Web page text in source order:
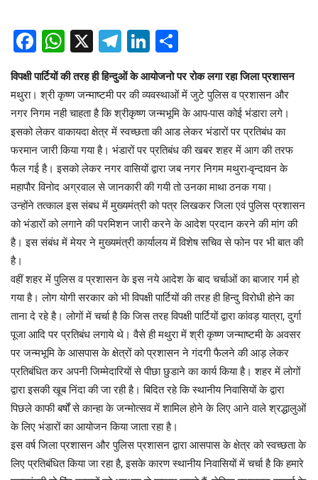
Facebook
WhatsApp
X Telegram
LinkedIn
विपक्षी पार्टियों की तरह ही हिन्दुओं के आयोजनो पर रोक लगा रहा जिला प्रशासन
मथुरा। श्री कृष्ण जन्माष्टमी पर की व्यवस्थाओं में जुटे पुलिस व प्रशासन और
नगर निगम नही चाहता है कि श्रीकृष्ण जन्मभूमि के आप-पास कोई भंडारा लगे।
इसको लेकर वाकायदा क्षेत्र में स्वच्छता की आड लेकर भंडारों पर प्रतिबंध का
फरमान जारी किया गया है। भंडारों पर प्रतिबंध की खबर शहर में आग की तरफ
फैल गई है। इसको लेकर नगर वासियों द्वारा जब नगर निगम मथुरा-वृन्दावन के
महापौर विनोद अग्रवाल से जानकारी की गयी तो उनका माथा ठनक गया।
उन्होंने तत्काल इस संबध में मुख्यमंत्री को पत्र लिखकर जिला एवं पुलिस प्रशासन
को भंडारों को लगाने की परमिशन जारी करने के आदेश प्रदान करने की मांग की
है। इस संबंध में मेयर ने मुख्यमंत्री कार्यालय में विशेष सचिव से फोन पर भी बात की
है।
वहीं शहर में पुलिस व प्रशासन के इस नये आदेश के बाद चर्चाओं का बाजार गर्म हो
गया है। लोग योगी सरकार को भी विपक्षी पार्टियों की तरह ही हिन्दु विरोधी होने का
ताना दे रहे है। लोगों में चर्चा है कि जिस तरह विपक्षी पार्टियों द्वारा कांवड़ यात्रा, दुर्गा
पूजा आदि पर प्रतिबंध लगाये थे। वैसे ही मथुरा में श्री कृष्ण जन्माष्टमी के अवसर
पर जन्मभूमि के आसपास के क्षेत्रों को प्रशासन ने गंदगी फैलने की आड़ लेकर
प्रतिबंधित कर अपनी जिम्मेदारियों से पीछा छुडाने का कार्य किया है। शहर में लोगों
द्वारा इसकी खूब निंदा की जा रही है। बिदित रहे कि स्थानीय निवासियों के द्वारा
पिछले काफी बर्षों से कान्हा के जन्मोत्सव में शामिल होने के लिए आने वाले श्रद्धालुओं
के लिए भंडारों का आयोजन किया जाता रहा है।
इस वर्ष जिला प्रशासन और पुलिस प्रशासन द्वारा आसपास के क्षेत्र को स्वच्छता के
लिए प्रतिबंधित किया जा रहा है, इसके कारण स्थानीय निवासियों में चर्चा है कि हमारे